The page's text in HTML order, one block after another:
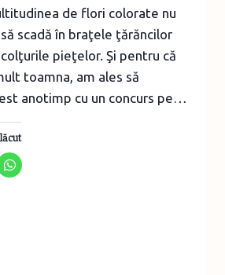
de flori colorate nu
scadă în braţele ţărăncilor
pieţelor. Şi pentru că
toamna, am ales să
anotimp cu un concurs pe…